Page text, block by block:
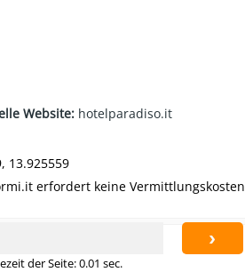
Website: hotelparadiso.it
13.925559
erfordert keine Vermittlungskosten
›
der Seite: 0.01 sec.